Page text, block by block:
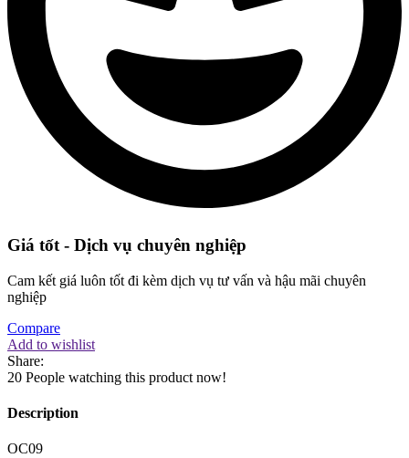
Giá tốt - Dịch vụ chuyên nghiệp
Cam kết giá luôn tốt đi kèm dịch vụ tư vấn và hậu mãi chuyên
nghiệp
Compare
Add to wishlist
Share:
20 People watching this product now!
Description
OC09